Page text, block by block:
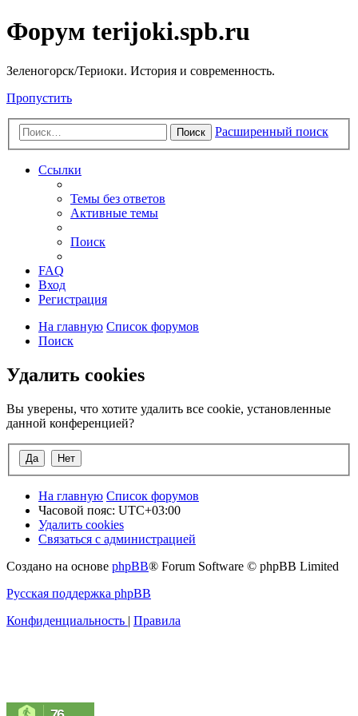
Форум terijoki.spb.ru
Зеленогорск/Териоки. История и современность.
Пропустить
Поиск Расширенный поиск
Ссылки
Темы без ответов
Активные темы
Поиск
FAQ
Вход
Регистрация
На главную Список форумов
Поиск
Удалить cookies
Вы уверены, что хотите удалить все cookie, установленные
данной конференцией?
На главную Список форумов
Часовой пояс: UTC+03:00
Удалить cookies
Связаться с администрацией
Создано на основе phpBB® Forum Software © phpBB Limited
Русская поддержка phpBB
Конфиденциальность | Правила